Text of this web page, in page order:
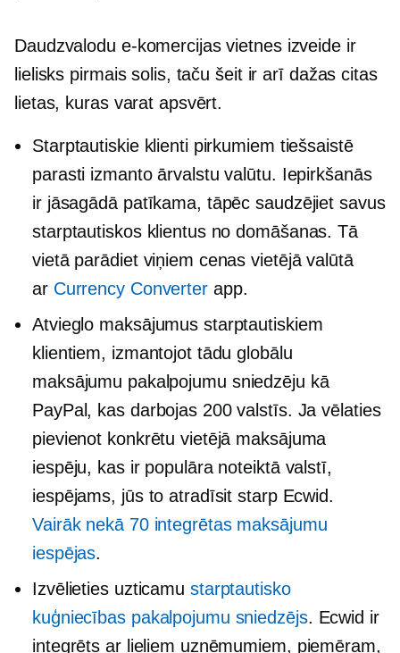
Daudzvalodu e-komercijas vietnes izveide ir
lielisks pirmais solis, taču šeit ir arī dažas citas
lietas, kuras varat apsvērt.
Starptautiskie klienti pirkumiem tiešsaistē
parasti izmanto ārvalstu valūtu. Iepirkšanās
ir jāsagādā patīkama, tāpēc saudzējiet savus
starptautiskos klientus no domāšanas. Tā
vietā parādiet viņiem cenas vietējā valūtā
ar Currency Converterapp.
Atvieglo maksājumus starptautiskiem
klientiem, izmantojot tādu globālu
maksājumu pakalpojumu sniedzēju kā
PayPal, kas darbojas 200 valstīs. Ja vēlaties
pievienot konkrētu vietējā maksājuma
iespēju, kas ir populāra noteiktā valstī,
iespējams, jūs to atradīsit starp Ecwid.
Vairāk nekā 70 integrētas maksājumu
iespējas.
Izvēlieties uzticamu starptautisko
kuģniecības pakalpojumu sniedzējs. Ecwid ir
integrēts ar lieliem uzņēmumiem, piemēram,